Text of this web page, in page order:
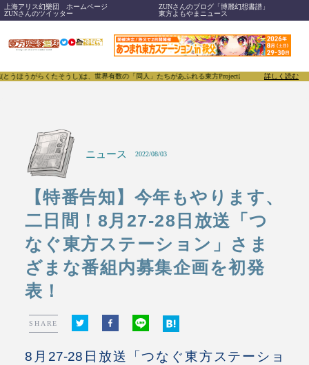
上海アリス幻樂団 ホームページ
ZUNさんのブログ「博麗幻想書譜」
ZUNさんのツイッター
東方よもやまニュース
うし)は、世界有数の「同人」たちがあふれる東方Projectについて発信するメディアです。原
詳しく読む
ニュース 2022/08/03
【特番告知】今年もやります、
二日間！8月27-28日放送「つ
なぐ東方ステーション」さま
ざまな番組内募集企画を初発
表！
SHARE
8月27-28日放送「つなぐ東方ステーショ